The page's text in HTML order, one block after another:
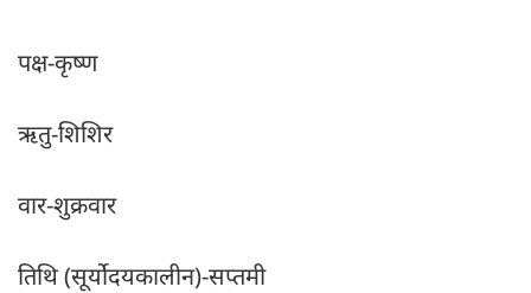
पक्ष-कृष्ण
ऋतु-शिशिर
वार-शुक्रवार
तिथि (सूर्योदयकालीन)-सप्तमी